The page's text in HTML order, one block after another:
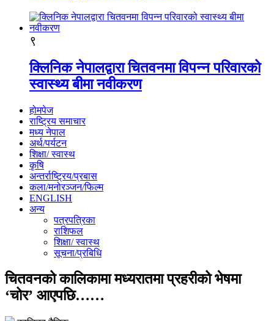
९
क्लिनिक नेपालद्वारा चितवनमा विपन्न परिवारको
स्वास्थ्य बीमा नवीकरण
होमपेज
राष्ट्रिय समाचार
मध्य नेपाल
अर्थ/पर्यटन
शिक्षा/ स्वास्थ
कृषि
अन्तर्राष्ट्रिय/प्रबास
कला/मनोरञ्जन/फिल्म
ENGLISH
अन्य
पत्रपत्रिका
राशिफल
शिक्षा/ स्वास्थ
सूचना/प्रबिधि
चितवनको कालिकामा मध्यरातमा प्रहरीको भेषमा
‘चोर’ आएपछि……